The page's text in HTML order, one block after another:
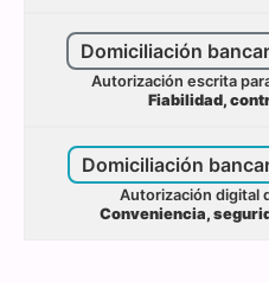
Domiciliación
Autorización escrita
Fiabilidad,
Domiciliación
Autorización digital
Conveniencia,